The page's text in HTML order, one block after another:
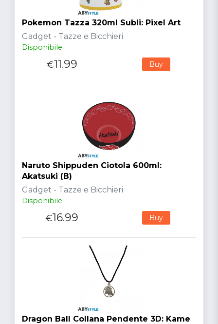
Pokemon Tazza 320ml Subli: Pixel Art
Gadget - Tazze e Bicchieri
Disponibile
€11.99 Buy
Naruto Shippuden Ciotola 600ml:
Akatsuki (B)
Gadget - Tazze e Bicchieri
Disponibile
€16.99 Buy
Dragon Ball Collana Pendente 3D: Kame